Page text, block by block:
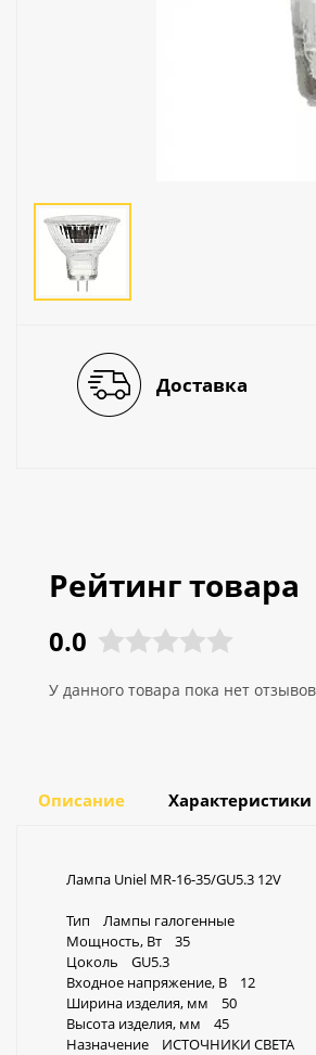
Декор и прочее
Доставка
Рейтинг товара
0.0
У данного товара пока нет отзывов
Описание Характеристики
Лампа Uniel MR-16-35/GU5.3 12V
Тип Лампы галогенные
Мощность, Вт 35
Цоколь GU5.3
Входное напряжение, В 12
Ширина изделия, мм 50
Высота изделия, мм 45
Назначение ИСТОЧНИКИ СВЕТА